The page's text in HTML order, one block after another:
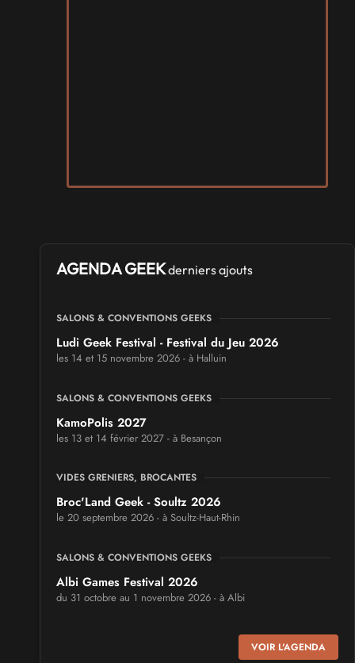
AGENDA GEEKderniers ajouts
SALONS & CONVENTIONS GEEKS
Ludi Geek Festival - Festival du Jeu 2026
les 14 et 15 novembre 2026 - à Halluin
SALONS & CONVENTIONS GEEKS
KamoPolis 2027
les 13 et 14 février 2027 - à Besançon
VIDES GRENIERS, BROCANTES
Broc'Land Geek - Soultz 2026
le 20 septembre 2026 - à Soultz-Haut-Rhin
SALONS & CONVENTIONS GEEKS
Albi Games Festival 2026
du 31 octobre au 1 novembre 2026 - à Albi
VOIR L'AGENDA